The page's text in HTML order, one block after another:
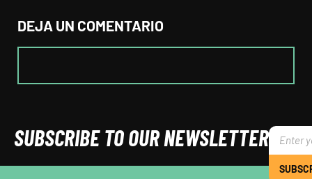
DEJA UN COMENTARIO
SUBSCRIBE TO OUR NEWSLETTER